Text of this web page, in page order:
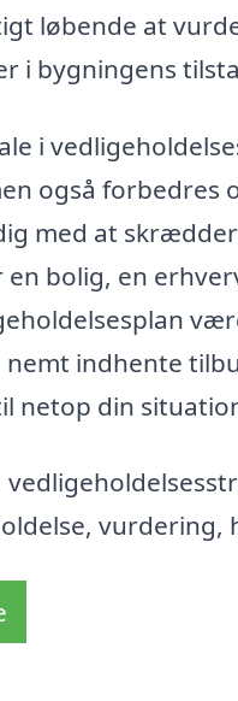
løbende at
i bygningens
i
også forbedres
med at
en bolig, en
indhente
netop din
vurdering,